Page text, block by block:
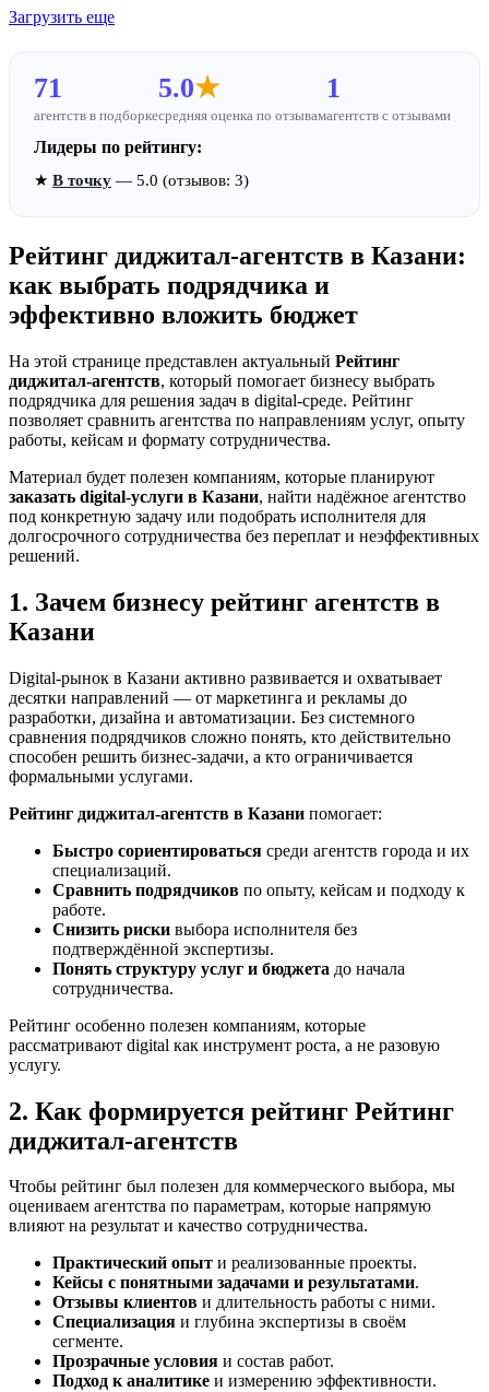
Загрузить еще
71
агентств в подборке
5.0★
средняя оценка по отзывам
1
агентств с отзывами
Лидеры по рейтингу:
★ В точку — 5.0 (отзывов: 3)
Рейтинг диджитал-агентств в Казани:
как выбрать подрядчика и
эффективно вложить бюджет
На этой странице представлен актуальный Рейтинг
диджитал-агентств, который помогает бизнесу выбрать
подрядчика для решения задач в digital-среде. Рейтинг
позволяет сравнить агентства по направлениям услуг, опыту
работы, кейсам и формату сотрудничества.
Материал будет полезен компаниям, которые планируют
заказать digital-услуги в Казани, найти надёжное агентство
под конкретную задачу или подобрать исполнителя для
долгосрочного сотрудничества без переплат и неэффективных
решений.
1. Зачем бизнесу рейтинг агентств в
Казани
Digital-рынок в Казани активно развивается и охватывает
десятки направлений — от маркетинга и рекламы до
разработки, дизайна и автоматизации. Без системного
сравнения подрядчиков сложно понять, кто действительно
способен решить бизнес-задачи, а кто ограничивается
формальными услугами.
Рейтинг диджитал-агентств в Казани помогает:
Быстро сориентироваться среди агентств города и их
специализаций.
Сравнить подрядчиков по опыту, кейсам и подходу к
работе.
Снизить риски выбора исполнителя без
подтверждённой экспертизы.
Понять структуру услуг и бюджета до начала
сотрудничества.
Рейтинг особенно полезен компаниям, которые
рассматривают digital как инструмент роста, а не разовую
услугу.
2. Как формируется рейтинг Рейтинг
диджитал-агентств
Чтобы рейтинг был полезен для коммерческого выбора, мы
оцениваем агентства по параметрам, которые напрямую
влияют на результат и качество сотрудничества.
Практический опыт и реализованные проекты.
Кейсы с понятными задачами и результатами.
Отзывы клиентов и длительность работы с ними.
Специализация и глубина экспертизы в своём
сегменте.
Прозрачные условия и состав работ.
Подход к аналитике и измерению эффективности.